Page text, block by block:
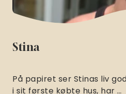
Stina
På papiret ser Stinas liv
i sit første købte hus, har …